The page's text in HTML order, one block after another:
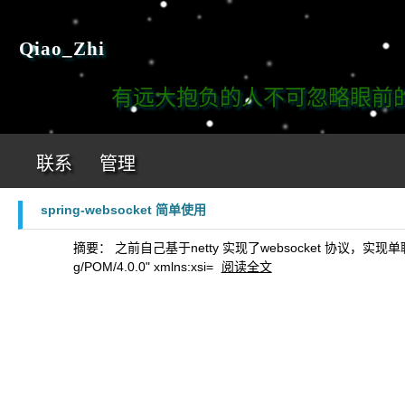
Qiao_Zhi
有远大抱负的人不可忽略眼前
联系 管理
spring-websocket 简单使用
摘要： 之前自己基于netty 实现了websocket 协议，实现
g/POM/4.0.0" xmlns:xsi=
阅读全文